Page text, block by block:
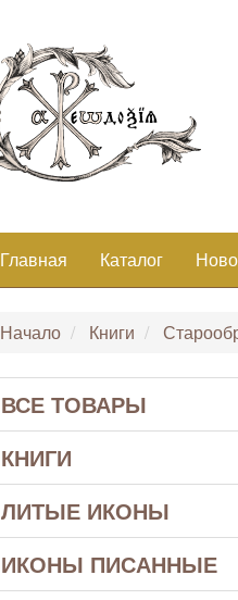
Главная Каталог
Начало Книги
ВСЕ ТОВАРЫ
КНИГИ
ЛИТЫЕ ИКОНЫ
ИКОНЫ ПИСАННЫЕ